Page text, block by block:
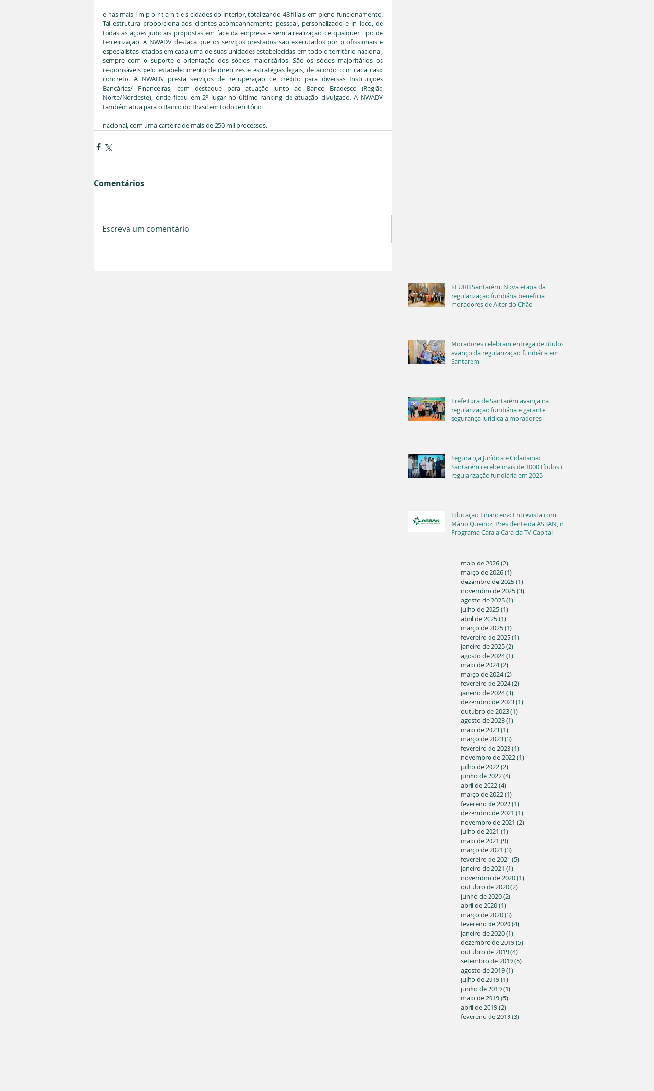
e nas mais i m p o r t a n t e s cidades do interior, totalizando 48 filiais em pleno funcionamento.
Tal estrutura proporciona aos clientes acompanhamento pessoal, personalizado e in loco, de
todas as ações judiciais propostas em face da empresa – sem a realização de qualquer tipo de
terceirização. A NWADV destaca que os serviços prestados são executados por profissionais e
especialistas lotados em cada uma de suas unidades estabelecidas em todo o território nacional,
sempre com o suporte e orientação dos sócios majoritários. São os sócios majoritários os
responsáveis pelo estabelecimento de diretrizes e estratégias legais, de acordo com cada caso
concreto. A NWADV presta serviços de recuperação de crédito para diversas Instituições
Bancárias/ Financeiras, com destaque para atuação junto ao Banco Bradesco (Região
Norte/Nordeste), onde ficou em 2º lugar no último ranking de atuação divulgado. A NWADV
também atua para o Banco do Brasil em todo território
nacional, com uma carteira de mais de 250 mil processos.
Comentários
Escreva um comentário
REURB Santarém: Nova etapa da
regularização fundiária beneficia
moradores de Alter do Chão
Moradores celebram entrega de títulos e
avanço da regularização fundiária em
Santarém
Prefeitura de Santarém avança na
regularização fundiária e garante
segurança jurídica a moradores
Segurança Jurídica e Cidadania:
Santarém recebe mais de 1000 títulos de
regularização fundiária em 2025
Educação Financeira: Entrevista com
Mário Queiroz, Presidente da ASBAN, no
Programa Cara a Cara da TV Capital
maio de 2026(2)
março de 2026(1)
dezembro de 2025(1)
novembro de 2025(3)
agosto de 2025(1)
julho de 2025(1)
abril de 2025(1)
março de 2025(1)
fevereiro de 2025(1)
janeiro de 2025(2)
agosto de 2024(1)
maio de 2024(2)
março de 2024(2)
fevereiro de 2024(2)
janeiro de 2024(3)
dezembro de 2023(1)
outubro de 2023(1)
agosto de 2023(1)
maio de 2023(1)
março de 2023(3)
fevereiro de 2023(1)
novembro de 2022(1)
julho de 2022(2)
junho de 2022(4)
abril de 2022(4)
março de 2022(1)
fevereiro de 2022(1)
dezembro de 2021 (1)
novembro de 2021 (2)
julho de 2021 (1)
maio de 2021 (9)
março de 2021 (3)
fevereiro de 2021 (5)
janeiro de 2021 (1)
novembro de 2020(1)
outubro de 2020(2)
junho de 2020(2)
abril de 2020(1)
março de 2020(3)
fevereiro de 2020(4)
janeiro de 2020(1)
dezembro de 2019(5)
outubro de 2019(4)
setembro de 2019(5)
agosto de 2019(1)
julho de 2019(1)
junho de 2019(1)
maio de 2019(5)
abril de 2019(2)
fevereiro de 2019(3)